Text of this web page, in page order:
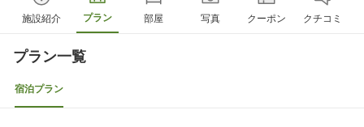
施設紹介 プラン 部屋 写真 クーポン クチコミ
プラン一覧
宿泊プラン